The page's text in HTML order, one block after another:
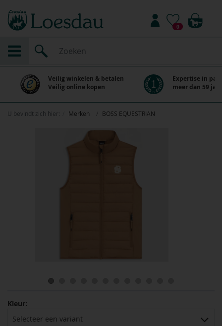
0
Veilig winkelen & betalen
Veilig online kopen
Expertise in
meer dan 59
U bevindt zich hier: Merken BOSS EQUESTRIAN
Kleur:
Selecteer een variant